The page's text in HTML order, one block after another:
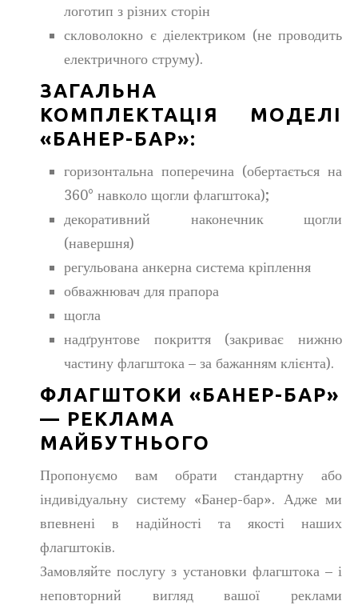
логотип з різних сторін
скловолокно є діелектриком (не проводить
електричного струму).
ЗАГАЛЬНА
КОМПЛЕКТАЦІЯ МОДЕЛІ
«БАНЕР-БАР»:
горизонтальна поперечина (обертається на
360° навколо щогли флагштока);
декоративний наконечник щогли
(навершня)
регульована анкерна система кріплення
обважнювач для прапора
щогла
надґрунтове покриття (закриває нижню
частину флагштока – за бажанням клієнта).
ФЛАГШТОКИ «БАНЕР-БАР»
— РЕКЛАМА
МАЙБУТНЬОГО
Пропонуємо вам обрати стандартну або
індивідуальну систему «Банер-бар». Адже ми
впевнені в надійності та якості наших
флагштоків.
Замовляйте послугу з установки флагштока – і
неповторний вигляд вашої реклами